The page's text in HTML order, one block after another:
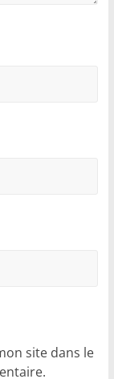
site dans le